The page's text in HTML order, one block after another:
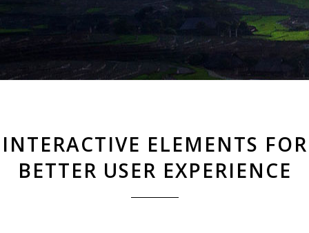
INTERACTIVE ELEMENTS FOR
BETTER USER EXPERIENCE